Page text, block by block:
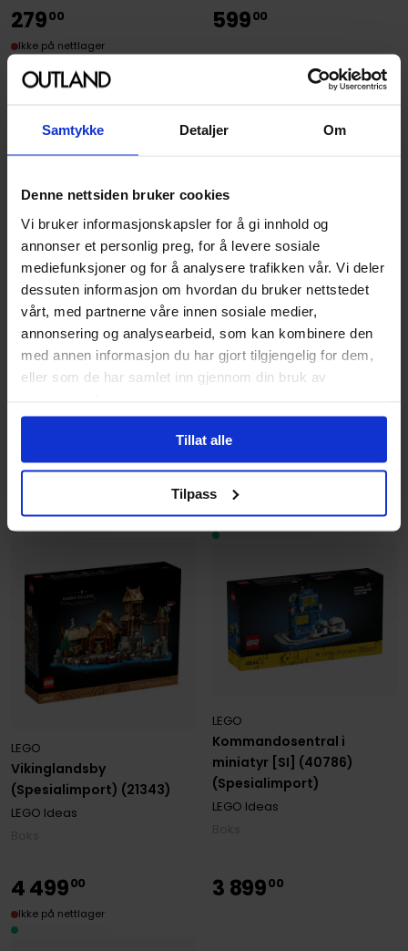
Samtykke Detaljer Om
Denne nettsiden bruker cookies
Vi bruker informasjonskapsler for å gi innhold og
annonser et personlig preg, for å levere sosiale
mediefunksjoner og for å analysere trafikken vår. Vi deler
dessuten informasjon om hvordan du bruker nettstedet
vårt, med partnerne våre innen sosiale medier,
annonsering og analysearbeid, som kan kombinere den
med annen informasjon du har gjort tilgjengelig for dem,
eller som de har samlet inn gjennom din bruk av
Tillat alle
Tilpass
Amy Farrah Fowler
LEGO Ideas
27900
Ikke på nettlager
Flygende månebil
(Spesialimport) (40789)
LEGO
LEGO Ideas
59900
Vikinglandsby
(Spesialimport) (21343)
LEGO
LEGO Ideas
Ikke på nettlager
Kommandosentral i
miniatyr [SI] (40786)
(Spesialimport)
LEGO
LEGO Ideas
599
Ikke på nettlager
449900
Ikke på nettlager
3 89900